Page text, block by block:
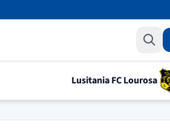
Lusitania FC Lourosa